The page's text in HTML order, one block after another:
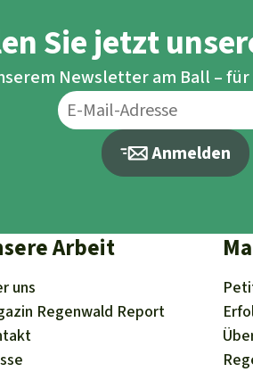
Sie jetzt
Newsletter am Ball –
Anmelden
Arbeit
uns
Regenwald Report